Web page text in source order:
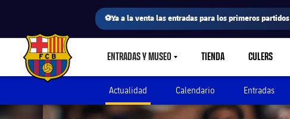
⚽Ya a la venta las entradas para los primeros partidos
FC Barcelona club badge ENTRADAS Y MUSEOLABEL.SHARE.CARETDOWN
TIENDA CULERS
Actualidad Calendario Entradas